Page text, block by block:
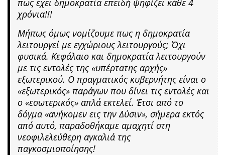
χρόνια!!!
Μήπως όμως νομίζουμε πως η δημοκρατία
λειτουργεί με εγχώριους λειτουργούς; Όχι
φυσικά. Κεφάλαιο και δημοκρατία λειτουργούν
με τις εντολές της «υπέρτατης αρχής»
εξωτερικού. Ο πραγματικός κυβερνήτης είναι ο
«εξωτερικός» παράγων που δίνει τις εντολές και
ο «εσωτερικός» απλά εκτελεί. Έτσι από το
δόγμα «ανήκομεν εις την Δύσιν», σήμερα εκτός
από αυτό, παραδοθήκαμε αμαχητί στη
νεοφιλελεύθερη αγκαλιά της
παγκοσμιοποίησης!